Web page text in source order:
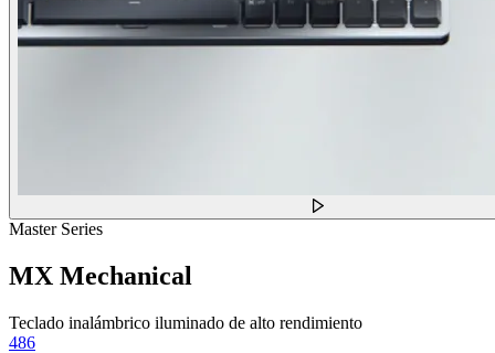
Master Series
MX Mechanical
Teclado inalámbrico iluminado de alto rendimiento
486